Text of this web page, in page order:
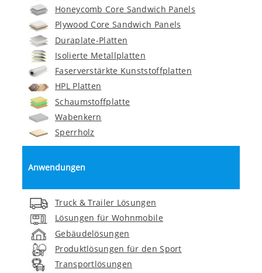
Honeycomb Core Sandwich Panels
Plywood Core Sandwich Panels
Duraplate-Platten
Isolierte Metallplatten
Faserverstärkte Kunststoffplatten
HPL Platten
Schaumstoffplatte
Wabenkern
Sperrholz
Anwendungen
Truck & Trailer Lösungen
Lösungen für Wohnmobile
Gebäudelösungen
Produktlösungen für den Sport
Transportlösungen